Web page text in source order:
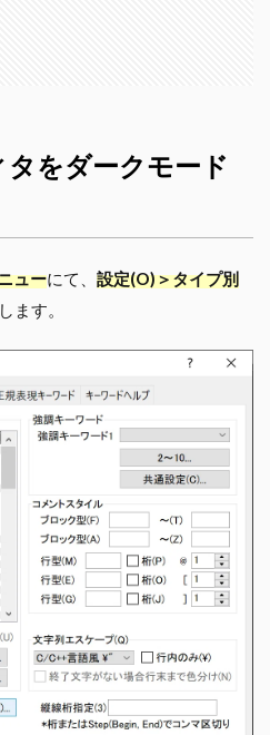
をダークモード
ューにて、 設定(O)＞タイプ別
ます。